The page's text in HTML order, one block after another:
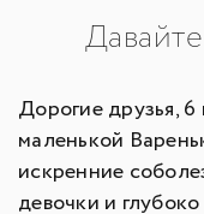
Дорогие друзья,
маленькой
искренние
девочки и